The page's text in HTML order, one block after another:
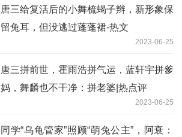
唐三给复活后的小舞梳蝎子辫，新形象保
留兔耳，但没逃过蓬蓬裙-热文
2023-06-25
唐三拼前世，霍雨浩拼气运，蓝轩宇拼爹
妈，舞麟也不干净：拼老婆|热点评
2023-06-25
同学“乌龟管家”照顾“萌兔公主”，阿衰：